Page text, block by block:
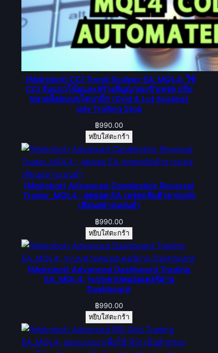
(Mqlrobot) CCI Trend Scalper EA_MQL4: ใช้
CCI จับแนวโน้มและสร้างสัญญาณเข้าเทรด ปรับ
ขนาดล็อตแบบไดนามิก (Grid & Lot Scaling)
และ Trailing Stop
฿990.00
หยิบใส่ตะกร้า
(Mqlrobot) Advanced Candlestick Reversal
Trader_MQL4 : สุดยอด EA เทรดกลับตัวจากแท่ง
เทียนอย่างแม่นยำ
฿990.00
หยิบใส่ตะกร้า
(Mqlrobot) Advanced Dashboard Trading
EA_MQL4: ระบบควบคุมออเดอร์ผ่าน
Dashboard
฿990.00
หยิบใส่ตะกร้า